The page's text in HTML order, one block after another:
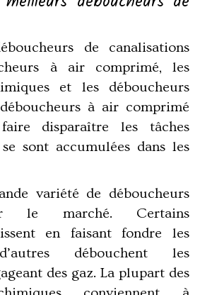
de canalisations
à air comprimé, les
et les déboucheurs
à air comprimé
disparaître les tâches
sont accumulées dans les
variété de déboucheurs
le marché. Certains
en faisant fondre les
débouchent les
des gaz. La plupart des